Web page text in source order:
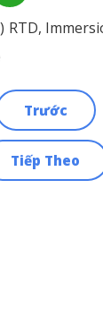
RTD,
Trước
Tiếp Theo